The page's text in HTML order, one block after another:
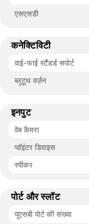
एसएसडी
कनेक्टिविटी
वाई-फाई स्टैंडर्ड सपोर्ट
ब्लूटूथ वर्ज़न
इनपुट
वेब कैमरा
प्वॉइंटर डिवाइस
स्पीकर
पोर्ट और स्लॉट
यूएसबी पोर्ट की संख्या